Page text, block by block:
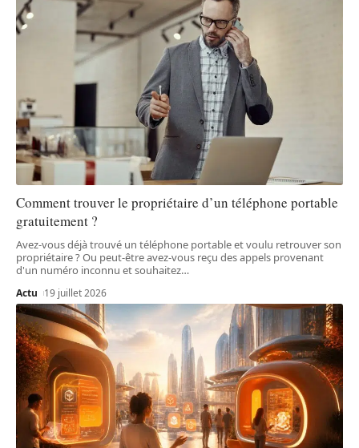
Comment trouver le propriétaire d’un téléphone portable
gratuitement ?
Avez-vous déjà trouvé un téléphone portable et voulu retrouver son
propriétaire ? Ou peut-être avez-vous reçu des appels provenant
d'un numéro inconnu et souhaitez…
Actu 19 juillet 2026